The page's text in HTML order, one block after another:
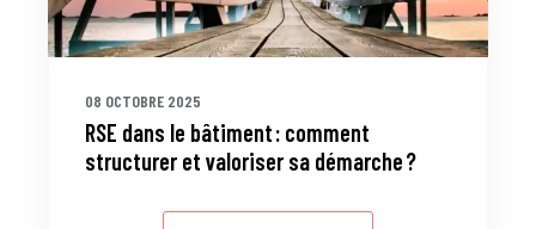
08 OCTOBRE 2025
RSE dans le bâtiment : comment
structurer et valoriser sa démarche ?